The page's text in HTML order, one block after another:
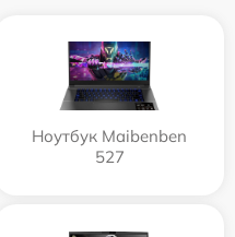
Ноутбук Maibenben
527